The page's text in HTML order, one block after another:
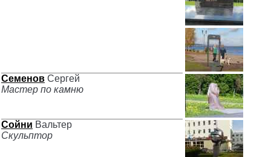
Семенов Сергей
Мастер по камню
Сойни Вальтер
Скульптор